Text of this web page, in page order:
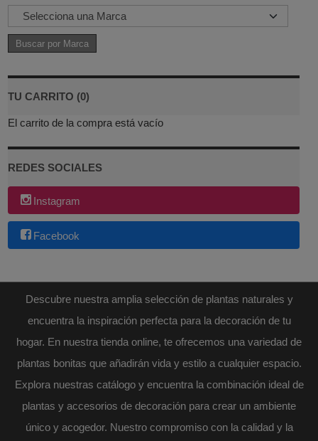
TU CARRITO (0)
El carrito de la compra está vacío
REDES SOCIALES
Instagram
Facebook
Descubre nuestra amplia selección de plantas naturales y
encuentra la inspiración perfecta para la decoración de tu
hogar. En nuestra tienda online, te ofrecemos una variedad de
plantas bonitas que añadirán vida y estilo a cualquier espacio.
Explora nuestras catálogo y encuentra la combinación ideal de
plantas y accesorios de decoración para crear un ambiente
único y acogedor. Nuestro compromiso con la calidad y la